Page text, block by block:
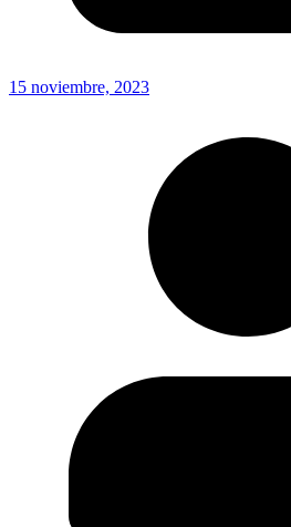
15 noviembre, 2023